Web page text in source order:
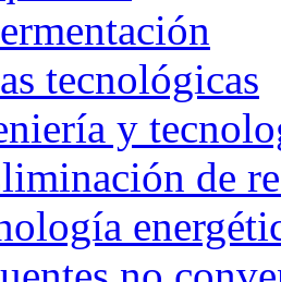
tecnológicas
y
de